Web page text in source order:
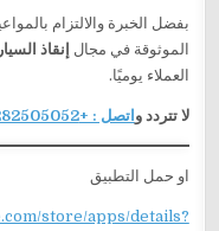
بفضل الخبرة والالتزام
الموثوقة في مجال إنقاذ
العملاء يوميًا.
لا تتردد واتصل : +201282505052
او حمل التطبيق
store/apps/details?